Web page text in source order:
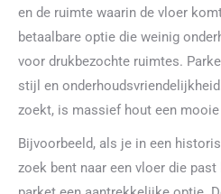
en de ruimte waarin de vloer
betaalbare optie die weinig
voor drukbezochte ruimtes.
stijl en
zoekt, is massief hout een mooie
Bijvoorbeeld, als je in een
zoek bent naar een vloer die